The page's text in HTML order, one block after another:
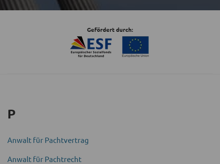
Gefördert durch:
P
Anwalt für Pacht­vertrag
Anwalt für Pachtrecht